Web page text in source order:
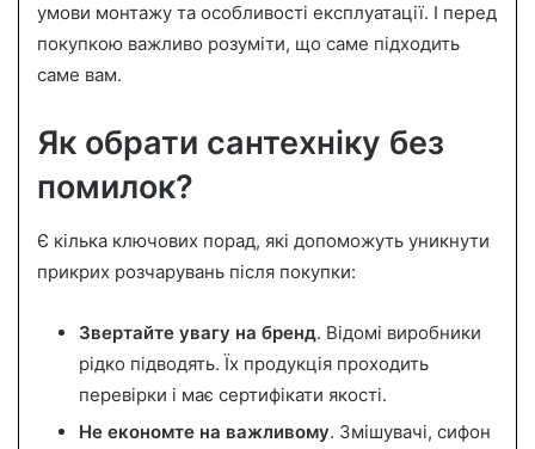
умови монтажу та особливості експлуатації. І перед
покупкою важливо розуміти, що саме підходить
саме вам.
Як обрати сантехніку без
помилок?
Є кілька ключових порад, які допоможуть уникнути
прикрих розчарувань після покупки:
Звертайте увагу на бренд. Відомі виробники
рідко підводять. Їх продукція проходить
перевірки і має сертифікати якості.
Не економте на важливому. Змішувачі, сифон